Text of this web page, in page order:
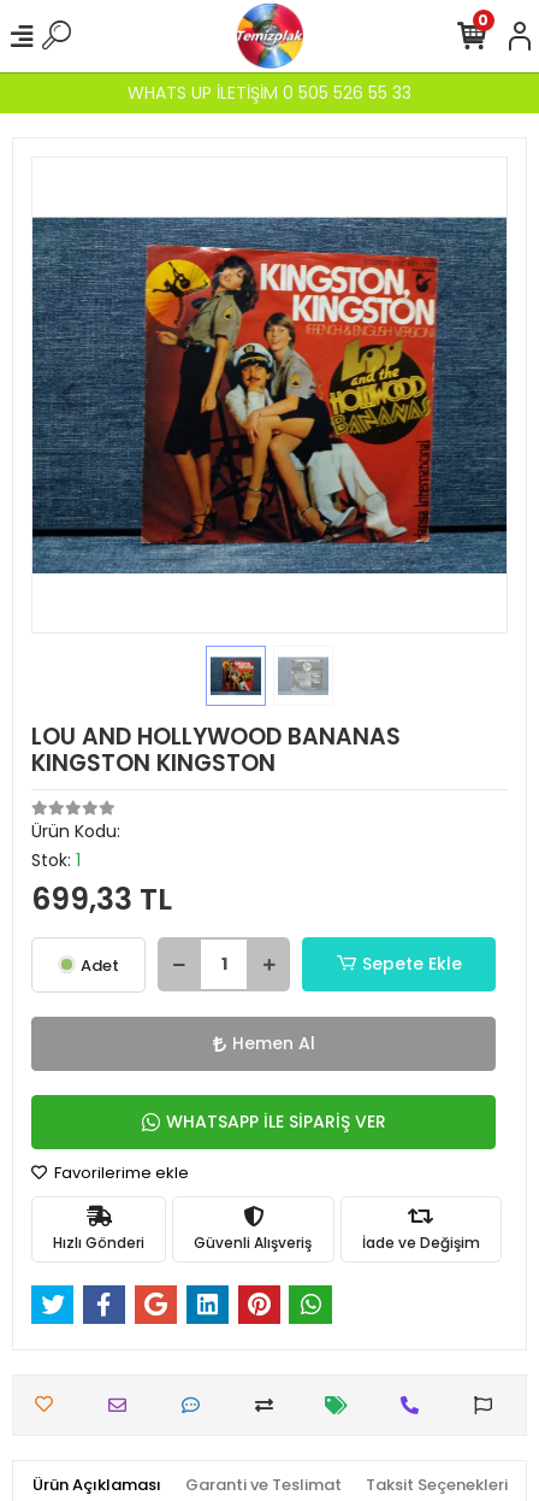
WHATS UP İLETİŞİM 0 505 526 55 33
0
LOU AND HOLLYWOOD BANANAS
KINGSTON KINGSTON
Ürün Kodu:
Stok: 1
699,33 TL
Adet Sepete Ekle
Hemen Al
WHATSAPP İLE SİPARİŞ VER
Favorilerime ekle
Hızlı Gönderi Güvenli Alışveriş İade ve Değişim
Ürün Açıklaması Garanti ve Teslimat Taksit Seçenekleri